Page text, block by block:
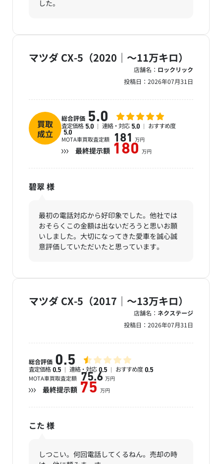
した。
マツダ CX-5（2020｜～11万キロ）
店舗名： ロックリック
投稿日： 2026年07月31日
買取
成立
総合評価 5.0
査定価格 5.0 連絡・対応 5.0 おすすめ度
5.0
MOTA車買取査定額 181 万円
最終提示額 180 万円
碧翠様
最初の電話対応から好印象でした。他社では
おそらくこの金額は出ないだろうと思いお願
いしました。大切になってきた愛車を誠心誠
意評価していただいたと思っています。
マツダ CX-5（2017｜～13万キロ）
店舗名： ネクステージ
投稿日： 2026年07月31日
総合評価 0.5
査定価格 0.5 連絡・対応 0.5 おすすめ度 0.5
MOTA車買取査定額 75.6 万円
最終提示額 75 万円
こた 様
しつこい。何回電話してくるねん。売却の時